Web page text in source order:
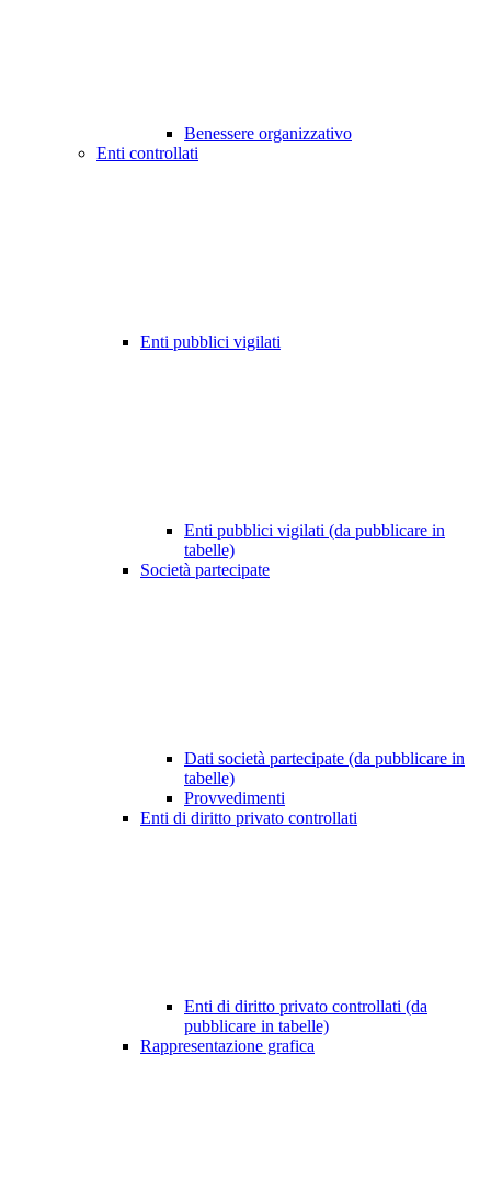
Benessere organizzativo
Enti controllati
Enti pubblici vigilati
Enti pubblici vigilati (da pubblicare in
tabelle)
Società partecipate
Dati società partecipate (da pubblicare in
tabelle)
Provvedimenti
Enti di diritto privato controllati
Enti di diritto privato controllati (da
pubblicare in tabelle)
Rappresentazione grafica